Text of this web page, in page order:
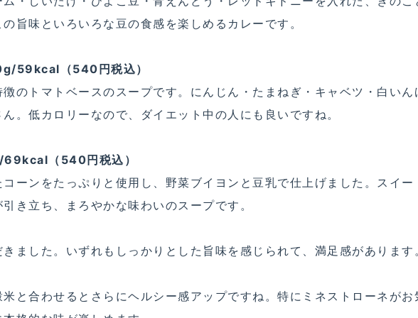
旨味といろいろな豆の食感を楽しめるカレーです。
59kcal（540円税込）
のトマトベースのスープです。にんじん・たまねぎ・キャベツ・白いん
。低カロリーなので、ダイエット中の人にも良いですね。
（540円税込）
ーンをたっぷりと使用し、野菜ブイヨンと豆乳で仕上げました。スイー
き立ち、まろやかな味わいのスープです。
ました。いずれもしっかりとした旨味を感じられて、満足感があります
と合わせるとさらにヘルシー感アップですね。特にミネストローネがお